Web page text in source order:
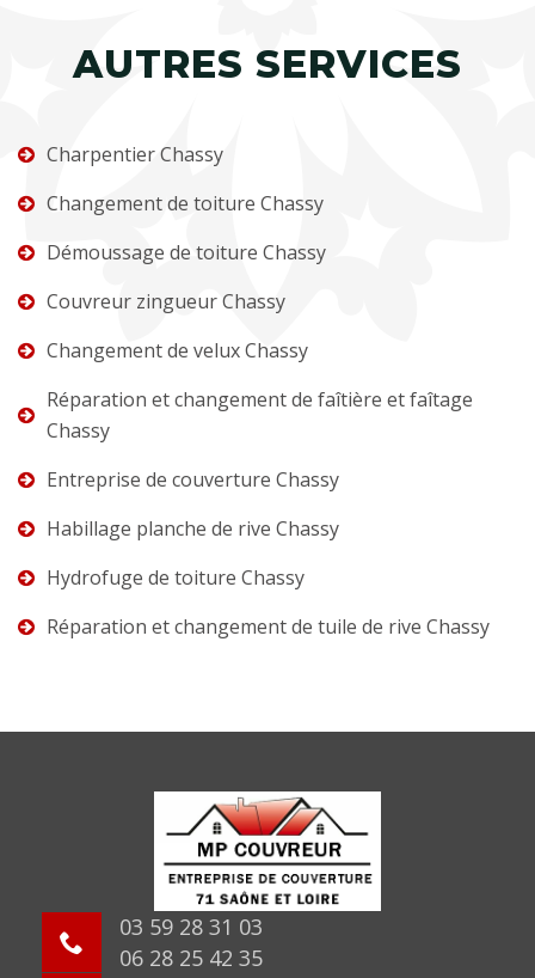
AUTRES SERVICES
Charpentier Chassy
Changement de toiture Chassy
Démoussage de toiture Chassy
Couvreur zingueur Chassy
Changement de velux Chassy
Réparation et changement de faîtière et faîtage
Chassy
Entreprise de couverture Chassy
Habillage planche de rive Chassy
Hydrofuge de toiture Chassy
Réparation et changement de tuile de rive Chassy
03 59 28 31 03
06 28 25 42 35